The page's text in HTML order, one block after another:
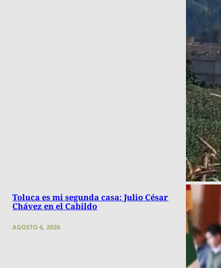
Toluca es mi segunda casa: Julio César
Chávez en el Cabildo
AGOSTO 6, 2026